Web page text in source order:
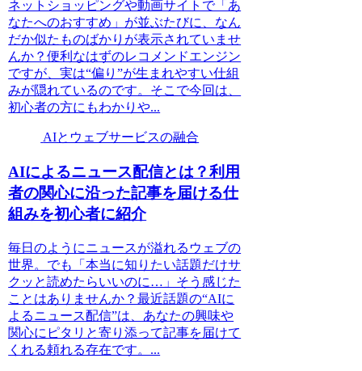
ネットショッピングや動画サイトで「あ
なたへのおすすめ」が並ぶたびに、なん
だか似たものばかりが表示されていませ
んか？便利なはずのレコメンドエンジン
ですが、実は“偏り”が生まれやすい仕組
みが隠れているのです。そこで今回は、
初心者の方にもわかりや...
AIとウェブサービスの融合
AIによるニュース配信とは？利用
者の関心に沿った記事を届ける仕
組みを初心者に紹介
毎日のようにニュースが溢れるウェブの
世界。でも「本当に知りたい話題だけサ
クッと読めたらいいのに…」そう感じた
ことはありませんか？最近話題の“AIに
よるニュース配信”は、あなたの興味や
関心にピタリと寄り添って記事を届けて
くれる頼れる存在です。...